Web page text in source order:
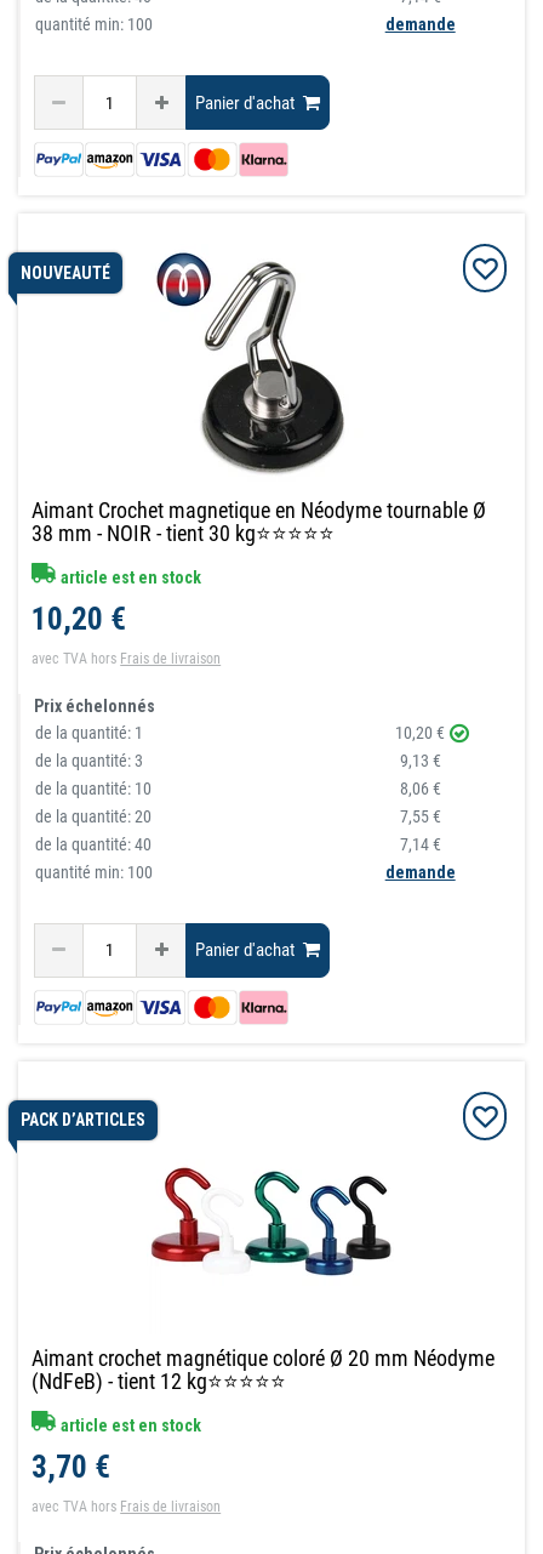
quantité min: 100
demande
Panier d'achat
NOUVEAUTÉ
Aimant Crochet magnetique en Néodyme tournable Ø
38 mm - NOIR - tient 30 kg⭐⭐⭐⭐⭐
article est en stock
10,20 €
avec TVA hors Frais de livraison
Prix échelonnés
de la quantité: 1
10,20 €
de la quantité:3
9,13 €
de la quantité: 10
8,06 €
de la quantité:20
7,55 €
de la quantité:40
7,14 €
quantité min: 100
demande
Panier d'achat
PACK D’ARTICLES
Aimant crochet magnétique coloré Ø 20 mm Néodyme
(NdFeB) - tient 12 kg⭐⭐⭐⭐⭐
article est en stock
3,70 €
avec TVA hors Frais de livraison